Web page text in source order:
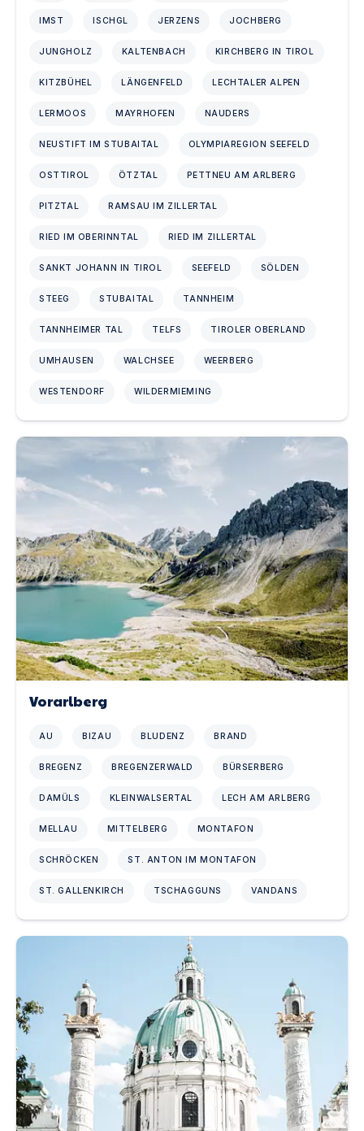
IMST ISCHGL JERZENS JOCHBERG
JUNGHOLZ KALTENBACH KIRCHBERG IN TIROL
KITZBÜHEL LÄNGENFELD LECHTALER ALPEN
LERMOOS MAYRHOFEN NAUDERS
NEUSTIFT IM STUBAITAL OLYMPIAREGION SEEFELD
OSTTIROL ÖTZTAL PETTNEU AM ARLBERG
PITZTAL RAMSAU IM ZILLERTAL
RIED IM OBERINNTAL RIED IM ZILLERTAL
SANKT JOHANN IN TIROL SEEFELD SÖLDEN
STEEG STUBAITAL TANNHEIM
TANNHEIMER TAL TELFS TIROLER OBERLAND
UMHAUSEN WALCHSEE WEERBERG
WESTENDORF WILDERMIEMING
Vorarlberg
AU BIZAU BLUDENZ BRAND
BREGENZ BREGENZERWALD BÜRSERBERG
DAMÜLS KLEINWALSERTAL LECH AM ARLBERG
MELLAU MITTELBERG MONTAFON
SCHRÖCKEN ST. ANTON IM MONTAFON
ST. GALLENKIRCH TSCHAGGUNS VANDANS